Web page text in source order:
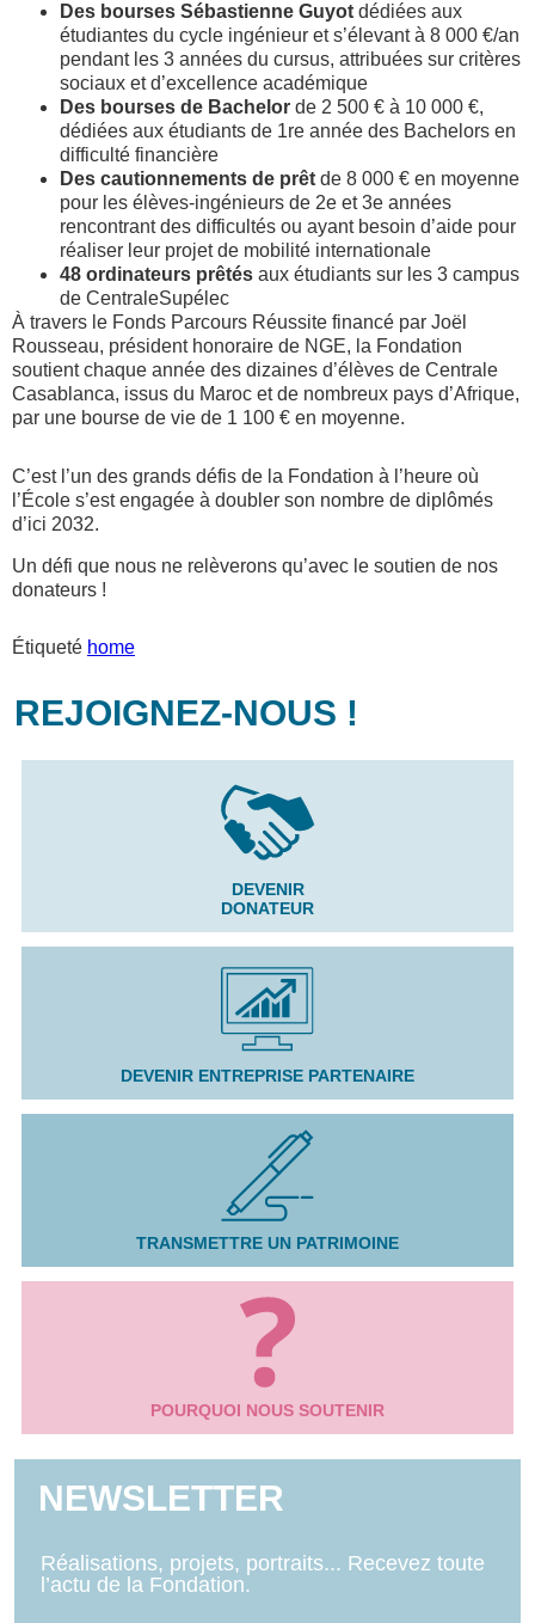
Des bourses Sébastienne Guyot dédiées aux
étudiantes du cycle ingénieur et s’élevant à 8 000 €/an
pendant les 3 années du cursus, attribuées sur critères
sociaux et d’excellence académique
Des bourses de Bachelor de 2 500 € à 10 000 €,
dédiées aux étudiants de 1re année des Bachelors en
difficulté financière
Des cautionnements de prêt de 8 000 € en moyenne
pour les élèves-ingénieurs de 2e et 3e années
rencontrant des difficultés ou ayant besoin d’aide pour
réaliser leur projet de mobilité internationale
48 ordinateurs prêtés aux étudiants sur les 3 campus
de CentraleSupélec
À travers le Fonds Parcours Réussite financé par Joël
Rousseau, président honoraire de NGE, la Fondation
soutient chaque année des dizaines d’élèves de Centrale
Casablanca, issus du Maroc et de nombreux pays d’Afrique,
par une bourse de vie de 1 100 € en moyenne.
C’est l’un des grands défis de la Fondation à l’heure où
l’École s’est engagée à doubler son nombre de diplômés
d’ici 2032.
Un défi que nous ne relèverons qu’avec le soutien de nos
donateurs !
Étiqueté home
REJOIGNEZ-NOUS !
DEVENIR
DONATEUR
DEVENIR ENTREPRISE PARTENAIRE
TRANSMETTRE UN PATRIMOINE
POURQUOI NOUS SOUTENIR
NEWSLETTER
Réalisations, projets, portraits... Recevez toute
l’actu de la Fondation.